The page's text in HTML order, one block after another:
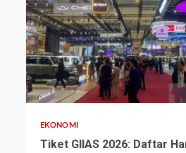
EKONOMI
Tiket GIIAS 2026: Daftar